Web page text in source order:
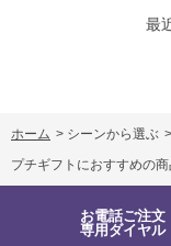
最
ホーム > シーンから選ぶ >
プチギフトにおすすめの商
お電話ご注文
専用ダイヤル